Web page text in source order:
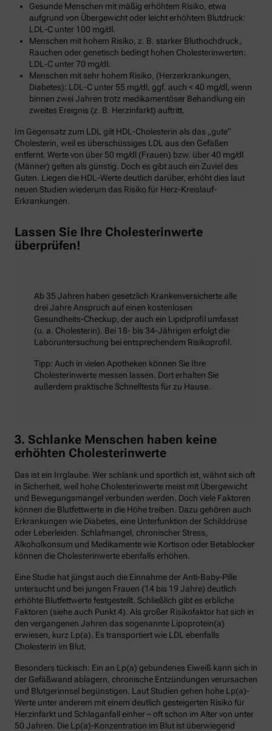
Gesunde Menschen mit mäßig erhöhtem Risiko, etwa
aufgrund von Übergewicht oder leicht erhöhtem Blutdruck:
LDL-C unter 100 mg/dl.
Menschen mit hohem Risiko, z. B. starker Bluthochdruck,
Rauchen oder genetisch bedingt hohen Cholesterinwerten:
LDL-C unter 70 mg/dl.
Menschen mit sehr hohem Risiko, (Herzerkrankungen,
Diabetes): LDL-C unter 55 mg/dl, ggf. auch < 40 mg/dl, wenn
binnen zwei Jahren trotz medikamentöser Behandlung ein
zweites Ereignis (z. B. Herzinfarkt) auftritt.
Im Gegensatz zum LDL gilt HDL-Cholesterin als das „gute“
Cholesterin, weil es überschüssiges LDL aus den Gefäßen
entfernt. Werte von über 50 mg/dl (Frauen) bzw. über 40 mg/dl
(Männer) gelten als günstig. Doch es gibt auch ein Zuviel des
Guten. Liegen die HDL-Werte deutlich darüber, erhöht dies laut
neuen Studien wiederum das Risiko für Herz-Kreislauf-
Erkrankungen.
Lassen Sie Ihre Cholesterinwerte
überprüfen!
Ab 35 Jahren haben gesetzlich Krankenversicherte alle
drei Jahre Anspruch auf einen kostenlosen
Gesundheits-Checkup, der auch ein Lipidprofil umfasst
(u. a. Cholesterin). Bei 18- bis 34-Jährigen erfolgt die
Laboruntersuchung bei entsprechendem Risikoprofil.
Tipp: Auch in vielen Apotheken können Sie Ihre
Cholesterinwerte messen lassen. Dort erhalten Sie
außerdem praktische Schnelltests für zu Hause.
3. Schlanke Menschen haben keine
erhöhten Cholesterinwerte
Das ist ein Irrglaube. Wer schlank und sportlich ist, wähnt sich oft
in Sicherheit, weil hohe Cholesterinwerte meist mit Übergewicht
und Bewegungsmangel verbunden werden. Doch viele Faktoren
können die Blutfettwerte in die Höhe treiben. Dazu gehören auch
Erkrankungen wie Diabetes, eine Unterfunktion der Schilddrüse
oder Leberleiden. Schlafmangel, chronischer Stress,
Alkoholkonsum und Medikamente wie Kortison oder Betablocker
können die Cholesterinwerte ebenfalls erhöhen.
Eine Studie hat jüngst auch die Einnahme der Anti-Baby-Pille
untersucht und bei jungen Frauen (14 bis 19 Jahre) deutlich
erhöhte Blutfettwerte festgestellt. Schließlich gibt es erbliche
Faktoren (siehe auch Punkt 4). Als großer Risikofaktor hat sich in
den vergangenen Jahren das sogenannte Lipoprotein(a)
erwiesen, kurz Lp(a). Es transportiert wie LDL ebenfalls
Cholesterin im Blut.
Besonders tückisch: Ein an Lp(a) gebundenes Eiweiß kann sich in
der Gefäßwand ablagern, chronische Entzündungen verursachen
und Blutgerinnsel begünstigen. Laut Studien gehen hohe Lp(a)-
Werte unter anderem mit einem deutlich gesteigerten Risiko für
Herzinfarkt und Schlaganfall einher – oft schon im Alter von unter
50 Jahren. Die Lp(a)-Konzentration im Blut ist überwiegend